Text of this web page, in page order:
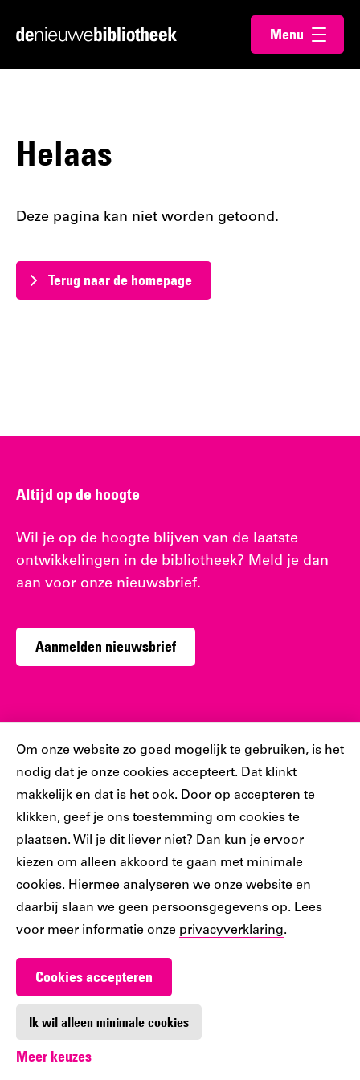
Cookiebar
Om onze website zo goed mogelijk te gebruiken, is het
nodig dat je onze cookies accepteert. Dat klinkt
makkelijk en dat is het ook. Door op accepteren te
klikken, geef je ons toestemming om cookies te
plaatsen. Wil je dit liever niet? Dan kun je ervoor
kiezen om alleen akkoord te gaan met minimale
cookies. Hiermee analyseren we onze website en
daarbij slaan we geen persoonsgegevens op. Lees
voor meer informatie onze privacyverklaring.
Cookies accepteren
Ik wil alleen minimale cookies
Meer keuzes
direct
direct
Ga
Menu
openen
Helaas
Deze pagina kan niet worden getoond.
Terug naar de homepage
Altijd op de hoogte
Wil je op de hoogte blijven van de laatste
ontwikkelingen in de bibliotheek? Meld je dan
aan voor onze nieuwsbrief.
Aanmelden nieuwsbrief
Sociaal
Volg jij ons al?
Ons
account
Ons
account
Ons
Instagram
account
Ons
account
Ons
account
Werken bij De Nieuwe Bibliotheek
Digitoegankelijkheid